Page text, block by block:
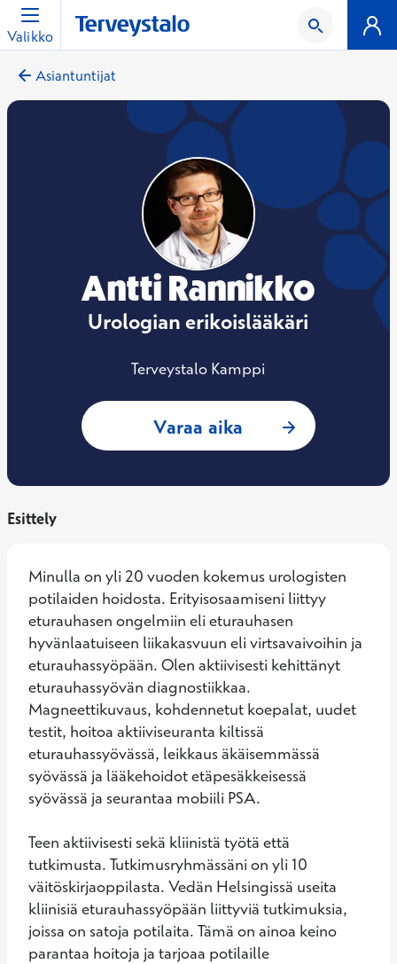
Valikko
Asiantuntijat
Antti Rannikko
Urologian erikoislääkäri
Terveystalo Kamppi
Varaa aika : Antti
Esittely
Minulla on yli 20 vuoden kokemus urologisten
potilaiden hoidosta. Erityisosaamiseni liittyy
eturauhasen ongelmiin eli eturauhasen
hyvänlaatuiseen liikakasvuun eli virtsavaivoihin ja
eturauhassyöpään. Olen aktiivisesti kehittänyt
eturauhassyövän diagnostiikkaa.
Magneettikuvaus, kohdennetut koepalat, uudet
testit, hoitoa aktiiviseuranta kiltissä
eturauhassyövässä, leikkaus äkäisemmässä
syövässä ja lääkehoidot etäpesäkkeisessä
syövässä ja seurantaa mobiili PSA.
Teen aktiivisesti sekä kliinistä työtä että
tutkimusta. Tutkimusryhmässäni on yli 10
väitöskirjaoppilasta. Vedän Helsingissä useita
kliinisiä eturauhassyöpään liittyviä tutkimuksia,
joissa on satoja potilaita. Tämä on ainoa keino
parantaa hoitoja ja tarjoaa potilaille